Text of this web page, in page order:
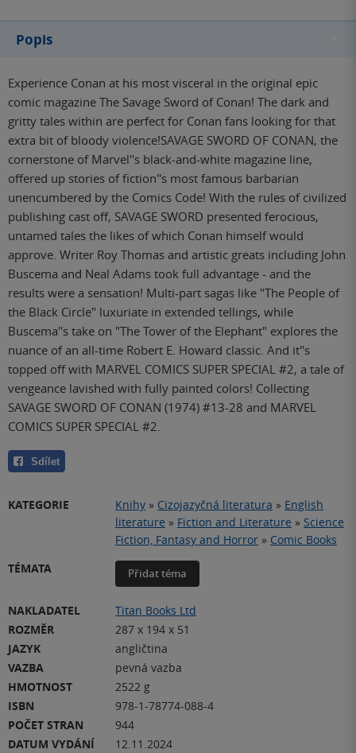
Popis
Experience Conan at his most visceral in the original epic
comic magazine The Savage Sword of Conan! The dark and
gritty tales within are perfect for Conan fans looking for that
extra bit of bloody violence!SAVAGE SWORD OF CONAN, the
cornerstone of Marvel''s black-and-white magazine line,
offered up stories of fiction''s most famous barbarian
unencumbered by the Comics Code! With the rules of civilized
publishing cast off, SAVAGE SWORD presented ferocious,
untamed tales the likes of which Conan himself would
approve. Writer Roy Thomas and artistic greats including John
Buscema and Neal Adams took full advantage - and the
results were a sensation! Multi-part sagas like "The People of
the Black Circle" luxuriate in extended tellings, while
Buscema''s take on "The Tower of the Elephant" explores the
nuance of an all-time Robert E. Howard classic. And it''s
topped off with MARVEL COMICS SUPER SPECIAL #2, a tale of
vengeance lavished with fully painted colors! Collecting
SAVAGE SWORD OF CONAN (1974) #13-28 and MARVEL
COMICS SUPER SPECIAL #2.
Sdílet
KATEGORIE Knihy » Cizojazyčná literatura » English
literature » Fiction and Literature » Science
Fiction, Fantasy and Horror » Comic Books
TÉMATA
Přidat téma
NAKLADATEL
Titan Books Ltd
ROZMĚR
287 x 194 x 51
JAZYK
angličtina
VAZBA
pevná vazba
HMOTNOST
2522 g
ISBN
978-1-78774-088-4
POČET STRAN
944
DATUM VYDÁNÍ
12.11.2024